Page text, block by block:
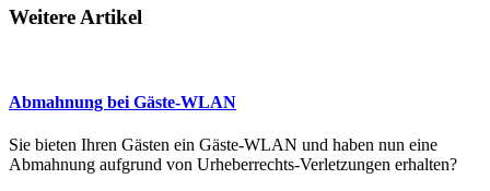
Weitere Artikel
Abmahnung bei Gäste-WLAN
Sie bieten Ihren Gästen ein Gäste-WLAN und haben nun eine
Abmahnung aufgrund von Urheberrechts-Verletzungen erhalten?